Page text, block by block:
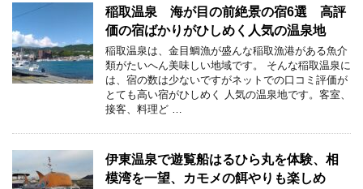
稲取温泉 海が目の前絶景の宿6選 高評
価の宿ばかりがひしめく人気の温泉地
稲取温泉は、金目鯛漁が盛んな稲取漁港がある魚介
類がたいへん美味しい地域です。 そんな稲取温泉に
は、宿の数は少ないですがネットでの口コミ評価が
とても高い宿がひしめく 人気の温泉地です。客室、
接客、料理ど …
伊東温泉で遊覧船はるひら丸を体験、相
模湾を一望、カモメの餌やりも楽しめ